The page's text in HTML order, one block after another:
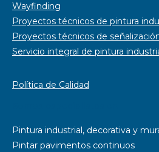
Wayfinding
Proyectos técnicos de pintura
Proyectos técnicos de
Servicio integral de pintura
Política de Calidad
Pintura industrial, decorativa y
Pintar pavimentos continuos